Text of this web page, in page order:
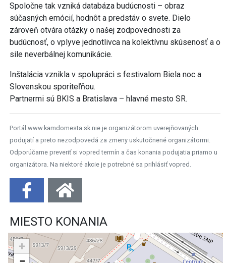
Spoločne tak vzniká databáza budúcnosti – obraz
súčasných emócií, hodnôt a predstáv o svete. Dielo
zároveň otvára otázky o našej zodpovednosti za
budúcnosť, o vplyve jednotlivca na kolektívnu skúsenosť a o
sile neverbálnej komunikácie.
Inštalácia vznikla v spolupráci s festivalom Biela noc a
Slovenskou sporiteľňou.
Partnermi sú BKIS a Bratislava – hlavné mesto SR.
Portál www.kamdomesta.sk nie je organizátorom uverejňovaných
podujatí a preto nezodpovedá za zmeny uskutočnené organizátormi.
Odporúčame preveriť si vopred termín a čas konania podujatia priamo u
organizátora. Na niektoré akcie je potrebné sa prihlásiť vopred.
MIESTO KONANIA
+